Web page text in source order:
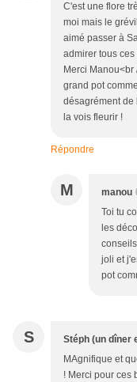
C'est une flore
moi mais le
aimé passer à
admirer tous
Merci
grand pot
désagrément de
la vois fleurir !
Répondre
M manou
Toi tu
les
joli et
pot
S Stéph (un dîner
MAgnifique et
! Merci pour ces